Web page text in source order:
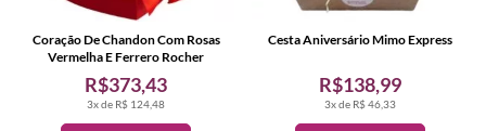
3x de R$ 124,48
R$373,43
Coração De Chandon Com Rosas
Vermelha E Ferrero Rocher
3x de R$ 46,33
R$138,99
Cesta Aniversário Mimo Express